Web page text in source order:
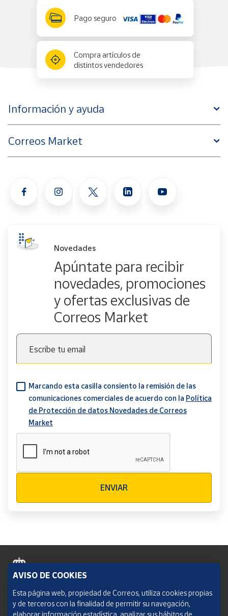
Pago seguro
Compra artículos de
distintos vendedores
Información y ayuda
Correos Market
Novedades
Apúntate para recibir
novedades, promociones
y ofertas exclusivas de
Correos Market
Escribe tu email
Marcando esta casilla consiento la remisión de las
comunicaciones comerciales de acuerdo con la Política
de Protección de datos Novedades de Correos
Market
ENVIAR
Política de cookies
Aviso legal
AVISO DE COOKIES
Esta página web, propiedad de Correos, utiliza cookies propias
y de terceros con la finalidad de permitir su navegación,
elaborar información estadística, analizar sus hábitos de